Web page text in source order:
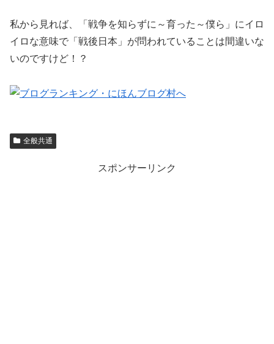
私から見れば、「戦争を知らずに～育った～僕ら」にイロ
イロな意味で「戦後日本」が問われていることは間違いな
いのですけど！？
全般共通
スポンサーリンク